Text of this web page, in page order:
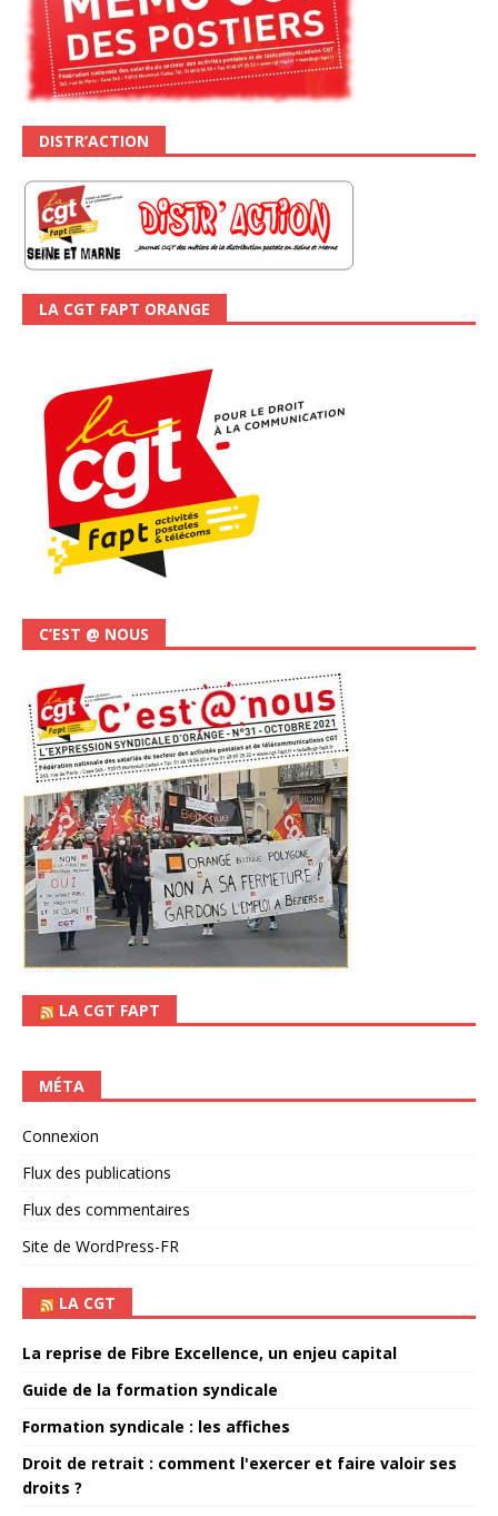
DISTR’ACTION
LA CGT FAPT ORANGE
C’EST @ NOUS
LA CGT FAPT
MÉTA
Connexion
Flux des publications
Flux des commentaires
Site de WordPress-FR
LA CGT
La reprise de Fibre Excellence, un enjeu capital
Guide de la formation syndicale
Formation syndicale : les affiches
Droit de retrait : comment l'exercer et faire valoir ses
droits ?